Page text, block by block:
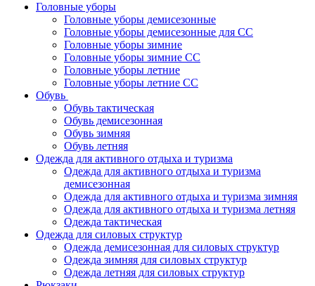
Головные уборы
Головные уборы демисезонные
Головные уборы демисезонные для СС
Головные уборы зимние
Головные уборы зимние СС
Головные уборы летние
Головные уборы летние СС
Обувь
Обувь тактическая
Обувь демисезонная
Обувь зимняя
Обувь летняя
Одежда для активного отдыха и туризма
Одежда для активного отдыха и туризма
демисезонная
Одежда для активного отдыха и туризма зимняя
Одежда для активного отдыха и туризма летняя
Одежда тактическая
Одежда для силовых структур
Одежда демисезонная для силовых структур
Одежда зимняя для силовых структур
Одежда летняя для силовых структур